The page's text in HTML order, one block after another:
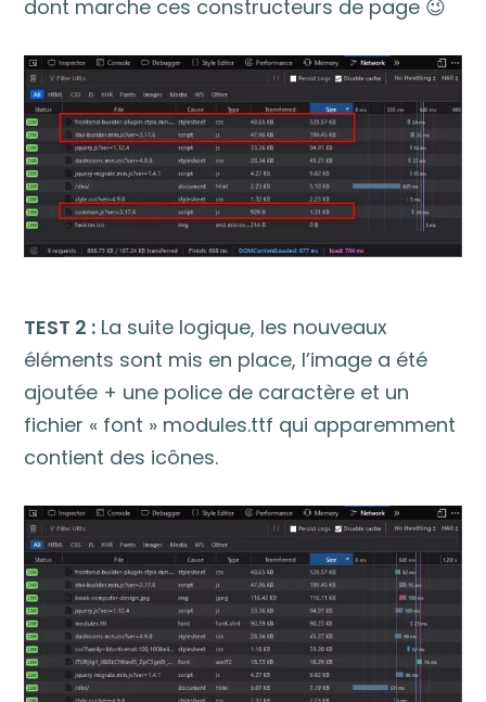
dont marche ces constructeurs de page 😉
TEST 2 : La suite logique, les nouveaux
éléments sont mis en place, l’image a été
ajoutée + une police de caractère et un
fichier « font » modules.ttf qui apparemment
contient des icônes.